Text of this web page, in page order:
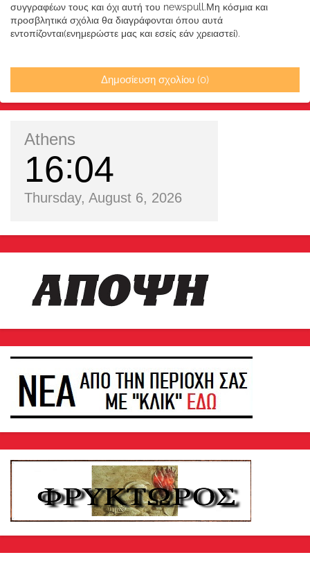
συγγραφέων τους και όχι αυτή του newspull.Μη κόσμια και
προσβλητικά σχόλια θα διαγράφονται όπου αυτά
εντοπίζονται(ενημερώστε μας και εσείς εάν χρειαστεί).
Δημοσίευση σχολίου (0)
Athens
16 04
Thursday, August 6, 2026